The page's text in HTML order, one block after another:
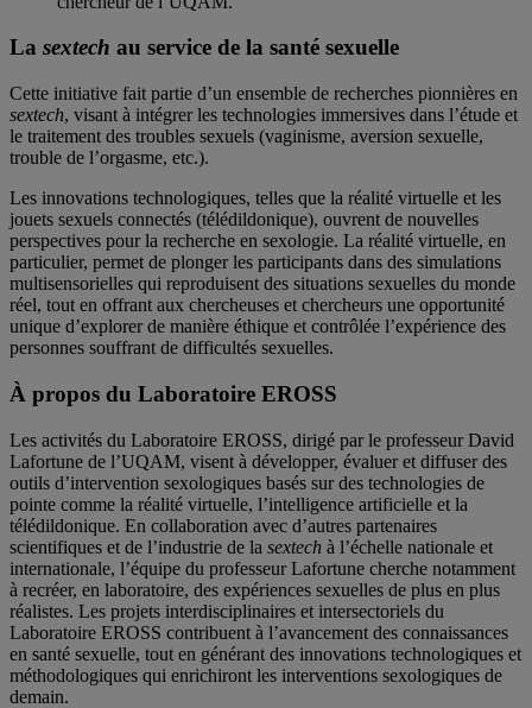
La sextech au service de la santé sexuelle
Cette initiative fait partie d’un ensemble de recherches pionnières en
sextech, visant à intégrer les technologies immersives dans l’étude et
le traitement des troubles sexuels (vaginisme, aversion sexuelle,
trouble de l’orgasme, etc.).
Les innovations technologiques, telles que la réalité virtuelle et les
jouets sexuels connectés (télédildonique), ouvrent de nouvelles
perspectives pour la recherche en sexologie. La réalité virtuelle, en
particulier, permet de plonger les participants dans des simulations
multisensorielles qui reproduisent des situations sexuelles du monde
réel, tout en offrant aux chercheuses et chercheurs une opportunité
unique d’explorer de manière éthique et contrôlée l’expérience des
personnes souffrant de difficultés sexuelles.
À propos du Laboratoire EROSS
Les activités du Laboratoire EROSS, dirigé par le professeur David
Lafortune de l’UQAM, visent à développer, évaluer et diffuser des
outils d’intervention sexologiques basés sur des technologies de
pointe comme la réalité virtuelle, l’intelligence artificielle et la
télédildonique. En collaboration avec d’autres partenaires
scientifiques et de l’industrie de la sextech à l’échelle nationale et
internationale, l’équipe du professeur Lafortune cherche notamment
à recréer, en laboratoire, des expériences sexuelles de plus en plus
réalistes. Les projets interdisciplinaires et intersectoriels du
Laboratoire EROSS contribuent à l’avancement des connaissances
en santé sexuelle, tout en générant des innovations technologiques et
méthodologiques qui enrichiront les interventions sexologiques de
demain.